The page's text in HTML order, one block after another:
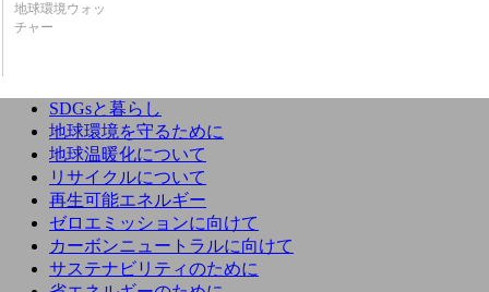
地球環境ウォッ
チャー
SDGsと暮らし
地球環境を守るために
地球温暖化について
リサイクルについて
再生可能エネルギー
ゼロエミッションに向けて
カーボンニュートラルに向けて
サステナビリティのために